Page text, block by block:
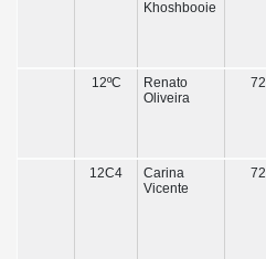
Khoshbooie
12ºC
Renato
Oliveira
72
12C4
Carina
Vicente
72